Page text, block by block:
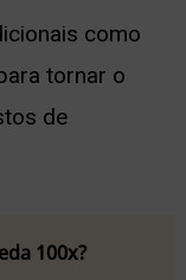
como
tornar o
de
100x?